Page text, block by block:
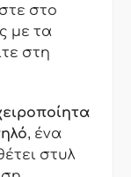
στο
με τα
στη
, ένα
στυλ